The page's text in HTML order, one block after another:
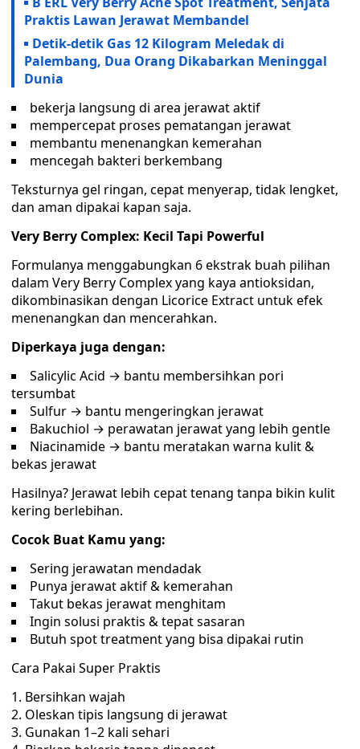
Praktis Lawan Jerawat Membandel
Detik-detik Gas 12 Kilogram Meledak di
Palembang, Dua Orang Dikabarkan Meninggal
Dunia
bekerja langsung di area jerawat aktif
mempercepat proses pematangan jerawat
membantu menenangkan kemerahan
mencegah bakteri berkembang
Teksturnya gel ringan, cepat menyerap, tidak lengket,
dan aman dipakai kapan saja.
Very Berry Complex: Kecil Tapi Powerful
Formulanya menggabungkan 6 ekstrak buah pilihan
dalam Very Berry Complex yang kaya antioksidan,
dikombinasikan dengan Licorice Extract untuk efek
menenangkan dan mencerahkan.
Diperkaya juga dengan:
Salicylic Acid → bantu membersihkan pori
tersumbat
Sulfur → bantu mengeringkan jerawat
Bakuchiol → perawatan jerawat yang lebih gentle
Niacinamide → bantu meratakan warna kulit &
bekas jerawat
Hasilnya? Jerawat lebih cepat tenang tanpa bikin kulit
kering berlebihan.
Cocok Buat Kamu yang:
Sering jerawatan mendadak
Punya jerawat aktif & kemerahan
Takut bekas jerawat menghitam
Ingin solusi praktis & tepat sasaran
Butuh spot treatment yang bisa dipakai rutin
Cara Pakai Super Praktis
Bersihkan wajah
Oleskan tipis langsung di jerawat
Gunakan 1–2 kali sehari